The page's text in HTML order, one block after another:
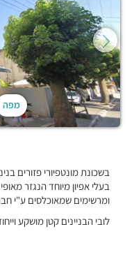
מפה
בשכונת מונטפיורי פזורים
בעלי אפיון מיוחד הנגזר
ומרשימים שמאוכלסים ע"י
לובי הבניינים קטן מושקע